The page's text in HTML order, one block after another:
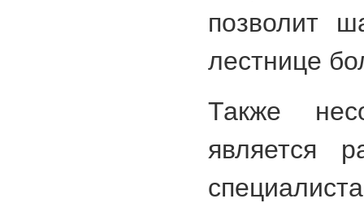
позволит
лестнице
Также
является